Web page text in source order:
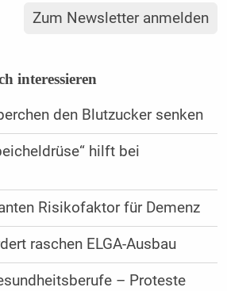
Zum Newsletter anmelden
interessieren
den Blutzucker senken
hilft bei
Risikofaktor für Demenz
raschen ELGA-Ausbau
– Proteste